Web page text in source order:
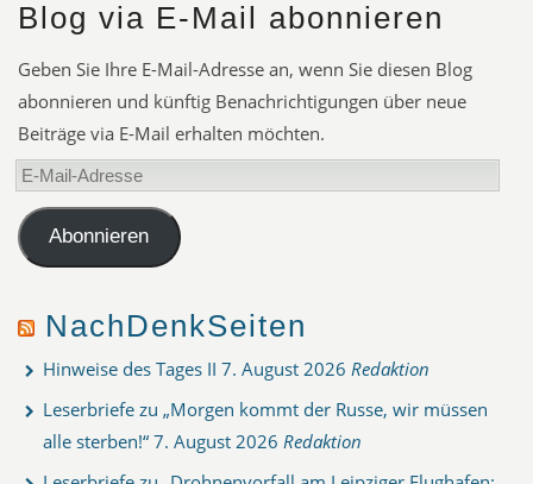
Blog via E-Mail abonnieren
Geben Sie Ihre E-Mail-Adresse an, wenn Sie diesen Blog
abonnieren und künftig Benachrichtigungen über neue
Beiträge via E-Mail erhalten möchten.
E-
Mail-
AdresseAbonnieren
NachDenkSeiten
Hinweise des Tages II 7. August 2026 Redaktion
Leserbriefe zu „Morgen kommt der Russe, wir müssen
alle sterben!“ 7. August 2026 Redaktion